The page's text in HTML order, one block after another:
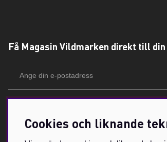
Få Magasin Vildmarken direkt till
postadress
Cookies och liknande